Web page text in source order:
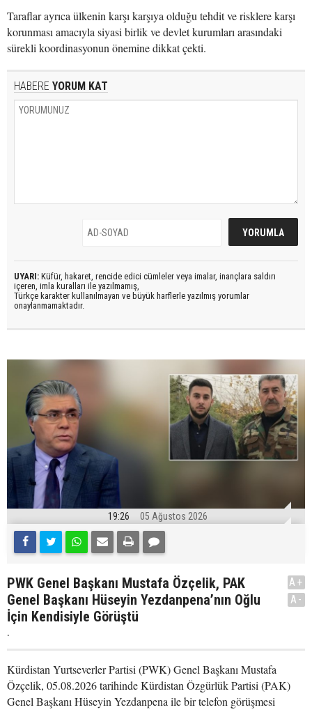
Taraflar ayrıca ülkenin karşı karşıya olduğu tehdit ve risklere karşı
korunması amacıyla siyasi birlik ve devlet kurumları arasındaki
sürekli koordinasyonun önemine dikkat çekti.
HABERE YORUM KAT
UYARI: Küfür, hakaret, rencide edici cümleler veya imalar, inançlara saldırı
içeren, imla kuralları ile yazılmamış,
Türkçe karakter kullanılmayan ve büyük harflerle yazılmış yorumlar
onaylanmamaktadır.
19:26 05 Ağustos 2026
PWK Genel Başkanı Mustafa Özçelik, PAK
Genel Başkanı Hüseyin Yezdanpena’nın Oğlu
İçin Kendisiyle Görüştü
.
A+
A-
Kürdistan Yurtseverler Partisi (PWK) Genel Başkanı Mustafa
Özçelik, 05.08.2026 tarihinde Kürdistan Özgürlük Partisi (PAK)
Genel Başkanı Hüseyin Yezdanpena ile bir telefon görüşmesi